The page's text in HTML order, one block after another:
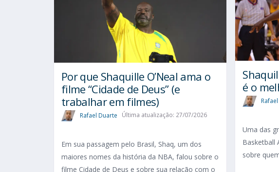
Por que Shaquille O’Neal ama o
filme “Cidade de Deus” (e
trabalhar em filmes)
Rafael Duarte Última atualização: 27/07/2026
Em sua passagem pelo Brasil, Shaq, um dos
maiores nomes da história da NBA, falou sobre o
filme Cidade de Deus e sobre sua relação com o
é o
Uma das
Basketball
sobre